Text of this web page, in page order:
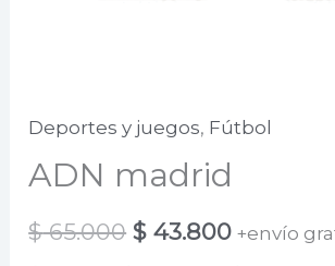
Deportes y juegos, Fútbol
ADN madrid
$65.000 El
$ 43.800El
+envío